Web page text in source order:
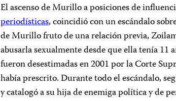
El ascenso de Murillo a posiciones de
periodísticas, coincidió con un escándalo
de Murillo fruto de una relación previa,
abusarla sexualmente desde que ella tenía 11
fueron desestimadas en 2001 por la Corte
había prescrito. Durante todo el escándalo,
y catalogó a su hija de enemiga política y de